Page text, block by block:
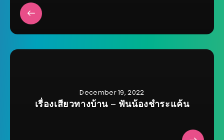
December 19, 2022
เรื่องเสียวทางบ้าน – ฟันน้องชำระแค้น